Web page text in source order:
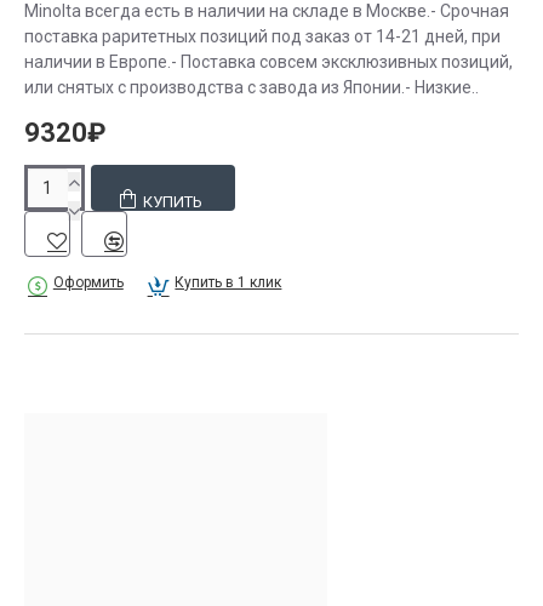
Minolta всегда есть в наличии на складе в Москве.- Срочная
поставка раритетных позиций под заказ от 14-21 дней, при
наличии в Европе.- Поставка совсем эксклюзивных позиций,
или снятых с производства с завода из Японии.- Низкие..
9320₽
КУПИТЬ
Оформить Купить в 1 клик